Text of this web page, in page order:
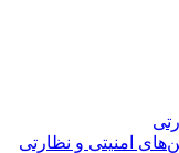
امنیتی و نظارتی